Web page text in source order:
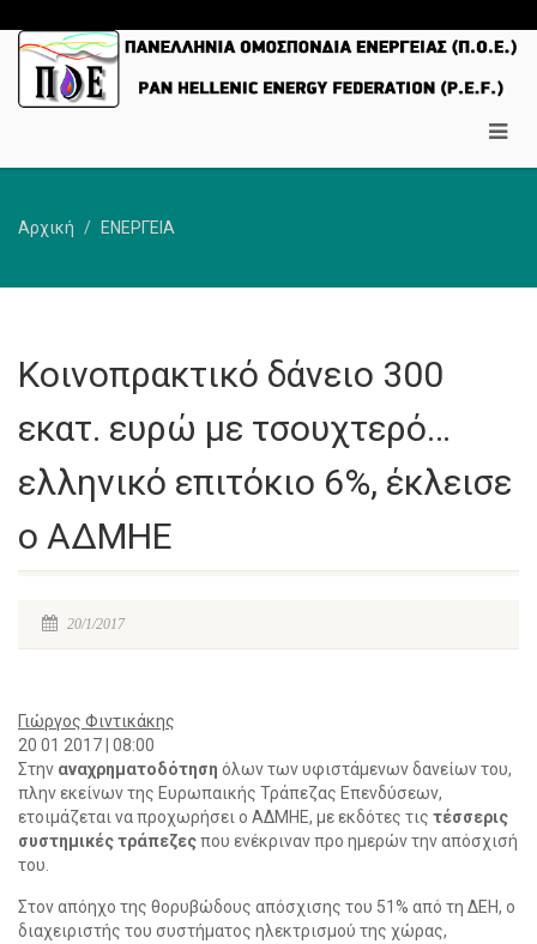
Αρχική ΕΝΕΡΓΕΙΑ
Κοινοπρακτικό δάνειο 300
εκατ. ευρώ με τσουχτερό…
ελληνικό επιτόκιο 6%, έκλεισε
ο ΑΔΜΗΕ
20/1/2017
Γιώργος Φιντικάκης
20 01 2017 | 08:00
Στην αναχρηματοδότηση όλων των υφιστάμενων δανείων του,
πλην εκείνων της Ευρωπαικής Τράπεζας Επενδύσεων,
ετοιμάζεται να προχωρήσει ο ΑΔΜΗΕ, με εκδότες τις τέσσερις
συστημικές τράπεζεςπου ενέκριναν προ ημερών την απόσχισή
του.
Στον απόηχο της θορυβώδους απόσχισης του 51% από τη ΔΕΗ, ο
διαχειριστής του συστήματος ηλεκτρισμού της χώρας,